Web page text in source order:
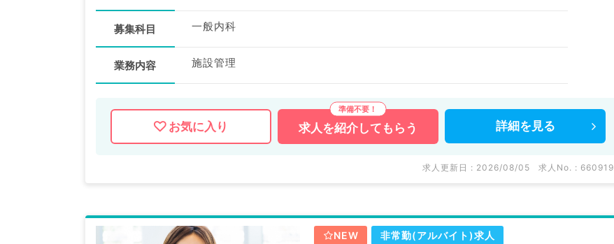
募集科目 一般内科
業務内容 施設管理
お気に入り 求人を紹介してもらう 詳細を 見る
求人更新日 : 2026/08/05 求人No. : 660919
NEW 非常勤(アルバイト)求人